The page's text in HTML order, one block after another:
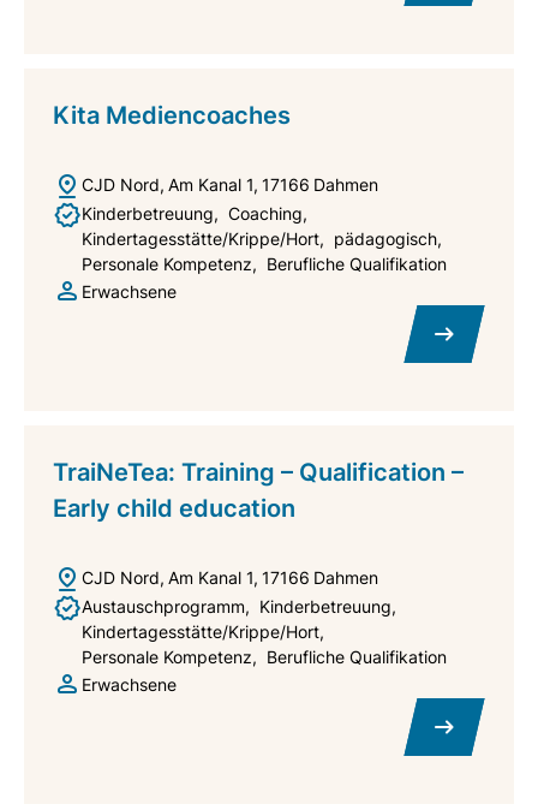
Kita Mediencoaches
CJD Nord Am Kanal 1 17166 Dahmen
Kinderbetreuung
Coaching
Kindertagesstätte/Krippe/Hort
pädagogisch
Personale Kompetenz
Berufliche Qualifikation
Erwachsene
TraiNeTea: Training – Qualification –
Early child education
CJD Nord Am Kanal 1 17166 Dahmen
Austauschprogramm
Kinderbetreuung
Kindertagesstätte/Krippe/Hort
Personale Kompetenz
Berufliche Qualifikation
Erwachsene